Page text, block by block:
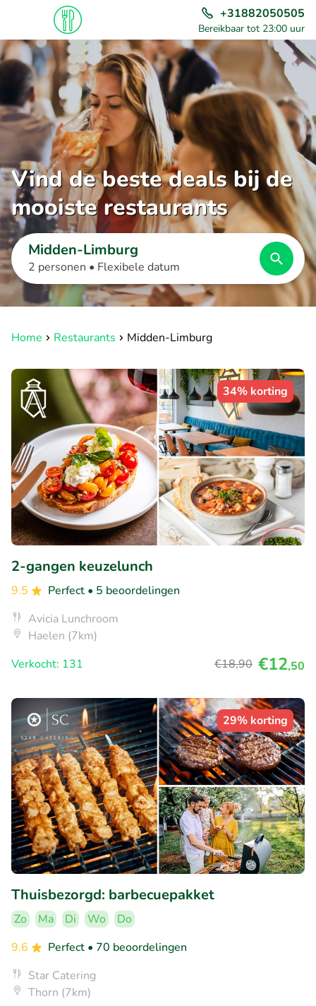
+31882050505
Bereikbaar tot 23:00 uur
Vind de beste deals bij de
mooiste restaurants
Midden-Limburg
2 personen • Flexibele datum
Home Restaurants Midden-Limburg
34% korting
2-gangen keuzelunch
9.5 Perfect • 5 beoordelingen
Avicia Lunchroom
Haelen (7km)
Verkocht: 131
€18,90 €12,50
29% korting
Thuisbezorgd: barbecuepakket
Zo Ma Di Wo
Do
9.6
Perfect • 70 beoordelingen
Star Catering
Thorn (7km)